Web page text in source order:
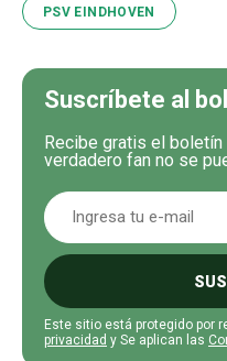
PSV EINDHOVEN
Suscríbete al
Recibe gratis el
verdadero fan no se
Este sitio está protegido por
privacidad y Se aplican las